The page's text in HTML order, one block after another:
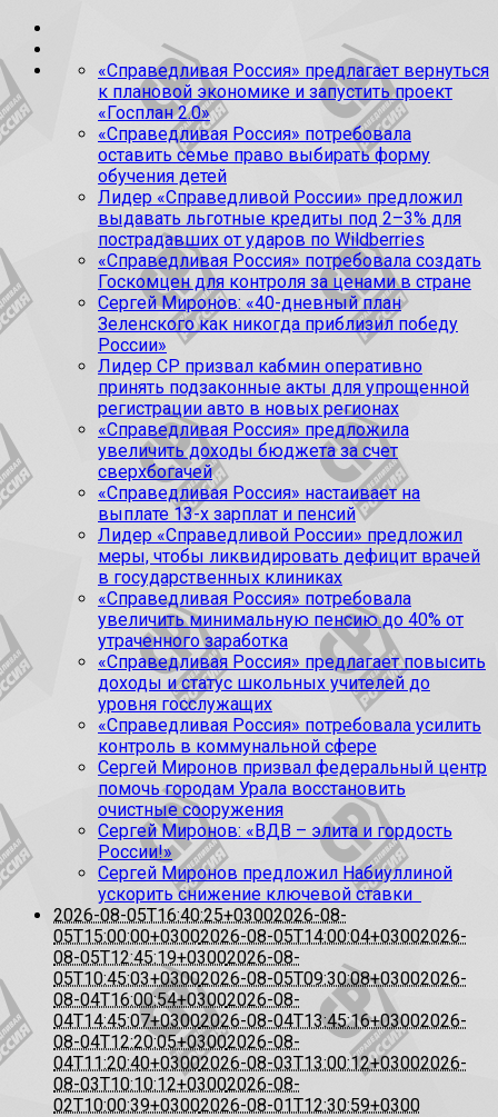
«Справедливая Россия» предлагает вернуться
к плановой экономике и запустить проект
«Госплан 2.0»
«Справедливая Россия» потребовала
оставить семье право выбирать форму
обучения детей
Лидер «Справедливой России» предложил
выдавать льготные кредиты под 2–3% для
пострадавших от ударов по Wildberries
«Справедливая Россия» потребовала создать
Госкомцен для контроля за ценами в стране
Сергей Миронов: «40-дневный план
Зеленского как никогда приблизил победу
России»
Лидер СР призвал кабмин оперативно
принять подзаконные акты для упрощенной
регистрации авто в новых регионах
«Справедливая Россия» предложила
увеличить доходы бюджета за счет
сверхбогачей
«Справедливая Россия» настаивает на
выплате 13-х зарплат и пенсий
Лидер «Справедливой России» предложил
меры, чтобы ликвидировать дефицит врачей
в государственных клиниках
«Справедливая Россия» потребовала
увеличить минимальную пенсию до 40% от
утраченного заработка
«Справедливая Россия» предлагает повысить
доходы и статус школьных учителей до
уровня госслужащих
«Справедливая Россия» потребовала усилить
контроль в коммунальной сфере
Сергей Миронов призвал федеральный центр
помочь городам Урала восстановить
очистные сооружения
Сергей Миронов: «ВДВ – элита и гордость
России!»
Сергей Миронов предложил Набиуллиной
ускорить снижение ключевой ставки
2026-08-05T16:40:25+03002026-08-
05T15:00:00+03002026-08-05T14:00:04+03002026-
08-05T12:45:19+03002026-08-
05T10:45:03+03002026-08-05T09:30:08+03002026-
08-04T16:00:54+03002026-08-
04T14:45:07+03002026-08-04T13:45:16+03002026-
08-04T12:20:05+03002026-08-
04T11:20:40+03002026-08-03T13:00:12+03002026-
08-03T10:10:12+03002026-08-
02T10:00:39+03002026-08-01T12:30:59+0300